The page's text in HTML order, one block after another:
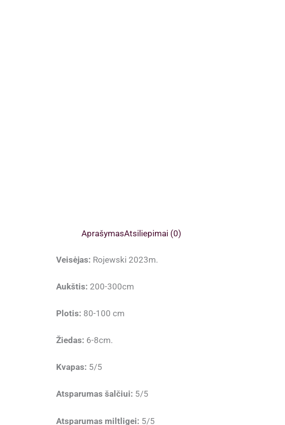
AprašymasAtsiliepimai (0)
Veisėjas: Rojewski 2023m.
Aukštis: 200-300cm
Plotis: 80-100 cm
Žiedas: 6-8cm.
Kvapas: 5/5
Atsparumas šalčiui: 5/5
Atsparumas miltligei: 5/5